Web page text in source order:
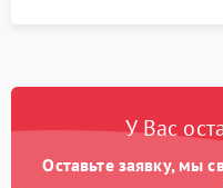
У Вас
Оставьте заявку, мы